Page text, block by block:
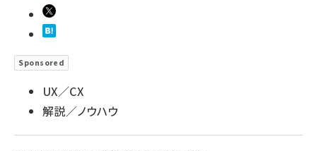
Sponsored
UX／CX
解説／ノウハウ